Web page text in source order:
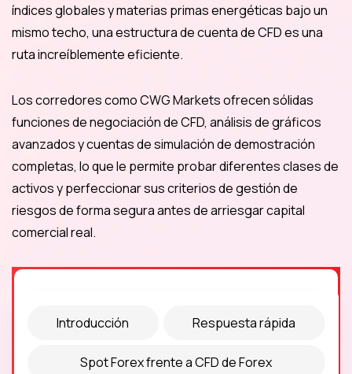
índices globales y materias primas energéticas bajo un
mismo techo, una estructura de cuenta de CFD es una
ruta increíblemente eficiente.
Los corredores como CWG Markets ofrecen sólidas
funciones de negociación de CFD, análisis de gráficos
avanzados y cuentas de simulación de demostración
completas, lo que le permite probar diferentes clases de
activos y perfeccionar sus criterios de gestión de
riesgos de forma segura antes de arriesgar capital
comercial real.
Introducción Respuesta rápida
Spot Forex frente a CFD de Forex